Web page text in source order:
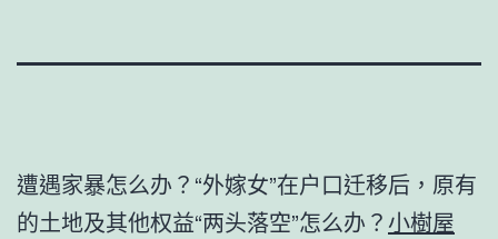
遭遇家暴怎么办？“外嫁女”在户口迁移后，原有
的土地及其他权益“两头落空”怎么办？ 小樹屋